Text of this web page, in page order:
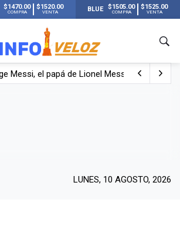
$1470.00
COMPRA
$1520.00
VENTA BLUE $1505.00
COMPRA
$1525.00
VENTA
Messi, el papá de Lionel Messi
LUNES, 10 AGOSTO, 2026